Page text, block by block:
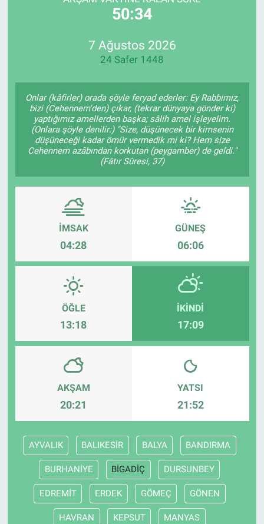
50:34
7 Ağustos 2026
24 Safer 1448
Onlar (kâfirler) orada şöyle feryad ederler: Ey Rabbimiz,
bizi (Cehennem'den) çıkar, (tekrar dünyaya gönder ki)
yaptığımız amellerden başka; sâlih amel işleyelim.
(Onlara şöyle denilir:) "Size, düşünecek bir kimsenin
düşüneceği kadar ömür vermedik mi ki? Hem size
Cehennem azâbından korkutan (peygamber) de geldi."
(Fâtır Sûresi, 37)
İMSAK
04:28
GÜNEŞ
06:06
ÖĞLE
13:18
İKINDI
17:09
AKŞAM
20:21
YATSI
21:52
AYVALIK BALIKESİR BALYA BANDIRMA
BURHANİYE BİGADİÇ DURSUNBEY
EDREMİT ERDEK GÖMEÇ GÖNEN
HAVRAN KEPSUT MANYAS
SAĞLIK